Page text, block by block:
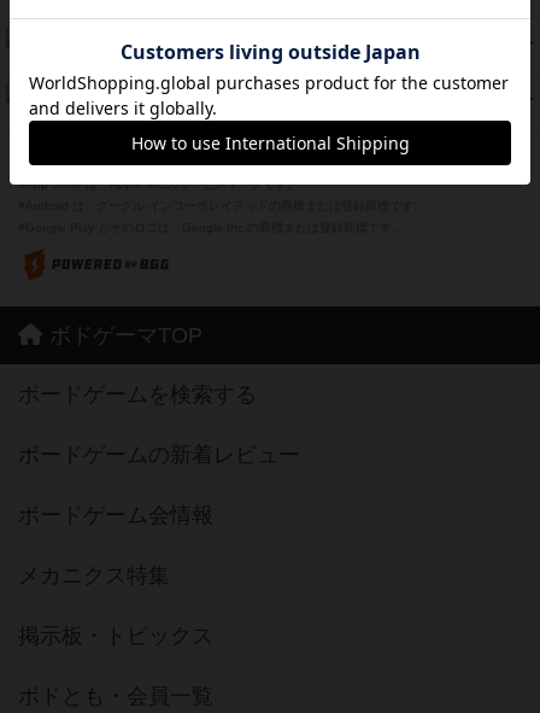
PT
紹介文なし 1件の投稿
PT
ドコジャン
紹介文あり 10件の投稿
※Apple、Apple のロゴ は、米国および他の国々で登録されたApple Inc.の商標です。
※App Store は、Apple Inc.のサービスマークです。
ボドゲーマTOP
ボードゲームを検索する
ボードゲームの新着レビュー
ボードゲーム会情報
メカニクス特集
掲示板・トピックス
ボドとも・会員一覧